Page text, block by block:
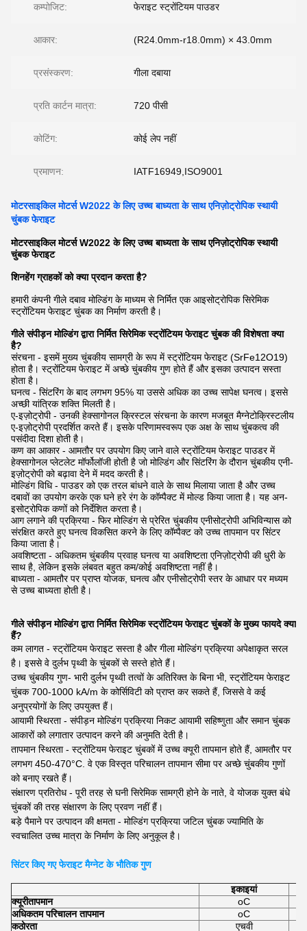
कम्पोजिट: फेराइट स्ट्रोंटियम पाउडर
आकार: (R24.0mm-r18.0mm) × 43.0mm
प्रसंस्करण: गीला दबाया
प्रति कार्टन मात्रा: 720 पीसी
कोटिंग: कोई लेप नहीं
प्रमाणन: IATF16949,ISO9001
मोटरसाइकिल मोटर्स W2022 के लिए उच्च बाध्यता के साथ एनिज़ोट्रोपिक स्थायी
चुंबक फेराइट
मोटरसाइकिल मोटर्स W2022 के लिए उच्च बाध्यता के साथ एनिज़ोट्रोपिक स्थायी
चुंबक फेराइट
शिनहेंग ग्राहकों को क्या प्रदान करता है?
हमारी कंपनी गीले दबाव मोल्डिंग के माध्यम से निर्मित एक आइसोट्रोपिक सिरेमिक
स्ट्रोंटियम फेराइट चुंबक का निर्माण करती है।
गीले संपीड़न मोल्डिंग द्वारा निर्मित सिरेमिक स्ट्रोंटियम फेराइट चुंबक की विशेषता क्या
है?
संरचना - इसमें मुख्य चुंबकीय सामग्री के रूप में स्ट्रोंटियम फेराइट (SrFe12O19)
होता है। स्ट्रोंटियम फेराइट में अच्छे चुंबकीय गुण होते हैं और इसका उत्पादन सस्ता
होता है।
घनत्व - सिंटरिंग के बाद लगभग 95% या उससे अधिक का उच्च सापेक्ष घनत्व। इससे
अच्छी यांत्रिक शक्ति मिलती है।
ए-इज़ोट्रोपी - उनकी हेक्सागोनल क्रिस्टल संरचना के कारण मजबूत मैग्नेटोक्रिस्टलीय
ए-इज़ोट्रोपी प्रदर्शित करते हैं। इसके परिणामस्वरूप एक अक्ष के साथ चुंबकत्व की
पसंदीदा दिशा होती है।
कण का आकार - आमतौर पर उपयोग किए जाने वाले स्ट्रोंटियम फेराइट पाउडर में
हेक्सागोनल प्लेटलेट मॉर्फोलॉजी होती है जो मोल्डिंग और सिंटरिंग के दौरान चुंबकीय एनी-
इज़ोट्रोपी को बढ़ावा देने में मदद करती है।
मोल्डिंग विधि - पाउडर को एक तरल बांधने वाले के साथ मिलाया जाता है और उच्च
दबावों का उपयोग करके एक घने हरे रंग के कॉम्पैक्ट में मोल्ड किया जाता है। यह अन-
इसोट्रोपिक कणों को निर्देशित करता है।
आग लगाने की प्रक्रिया - फिर मोल्डिंग से प्रेरित चुंबकीय एनीसोट्रोपी अभिविन्यास को
संरक्षित करते हुए घनत्व विकसित करने के लिए कॉम्पैक्ट को उच्च तापमान पर सिंटर
किया जाता है।
अवशिष्टता - अधिकतम चुंबकीय प्रवाह घनत्व या अवशिष्टता एनिज़ोट्रोपी की धुरी के
साथ है, लेकिन इसके लंबवत बहुत कम/कोई अवशिष्टता नहीं है।
बाध्यता - आमतौर पर प्राप्त योजक, घनत्व और एनीसोट्रोपी स्तर के आधार पर मध्यम
से उच्च बाध्यता होती है।
गीले संपीड़न मोल्डिंग द्वारा निर्मित सिरेमिक स्ट्रोंटियम फेराइट चुंबकों के मुख्य फायदे क्या
हैं?
कम लागत - स्ट्रोंटियम फेराइट सस्ता है और गीला मोल्डिंग प्रक्रिया अपेक्षाकृत सरल
है। इससे वे दुर्लभ पृथ्वी के चुंबकों से सस्ते होते हैं।
उच्च चुंबकीय गुण- भारी दुर्लभ पृथ्वी तत्वों के अतिरिक्त के बिना भी, स्ट्रोंटियम फेराइट
चुंबक 700-1000 kA/m के कोर्सिविटी को प्राप्त कर सकते हैं, जिससे वे कई
अनुप्रयोगों के लिए उपयुक्त हैं।
आयामी स्थिरता - संपीड़न मोल्डिंग प्रक्रिया निकट आयामी सहिष्णुता और समान चुंबक
आकारों को लगातार उत्पादन करने की अनुमति देती है।
तापमान स्थिरता - स्ट्रोंटियम फेराइट चुंबकों में उच्च क्यूरी तापमान होते हैं, आमतौर पर
लगभग 450-470°C. वे एक विस्तृत परिचालन तापमान सीमा पर अच्छे चुंबकीय गुणों
को बनाए रखते हैं।
संक्षारण प्रतिरोध - पूरी तरह से घनी सिरेमिक सामग्री होने के नाते, वे योजक युक्त बंधे
चुंबकों की तरह संक्षारण के लिए प्रवण नहीं हैं।
बड़े पैमाने पर उत्पादन की क्षमता - मोल्डिंग प्रक्रिया जटिल चुंबक ज्यामिति के
स्वचालित उच्च मात्रा के निर्माण के लिए अनुकूल है।
सिंटर किए गए फेराइट मैग्नेट के भौतिक गुण
इकाइयां
क्यूरीतापमान
oC
अधिकतम परिचालन तापमान
oC
कठोरता
एचवी